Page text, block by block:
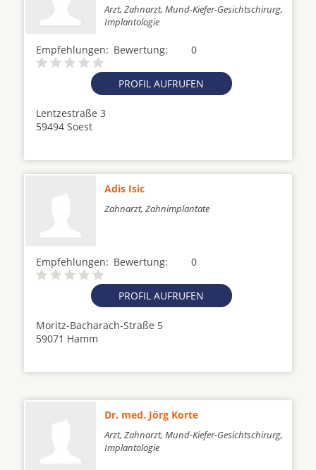
Arzt, Zahnarzt, Mund-Kiefer-Gesichtschirurg,
Implantologie
Empfehlungen: 0
Bewertung:
PROFIL AUFRUFEN
Lentzestraße 3
59494 Soest
Adis Isic
Zahnarzt, Zahnimplantate
Empfehlungen: 0
Bewertung:
PROFIL AUFRUFEN
Moritz-Bacharach-Straße 5
59071 Hamm
Dr. med. Jörg Korte
Arzt, Zahnarzt, Mund-Kiefer-Gesichtschirurg,
Implantologie